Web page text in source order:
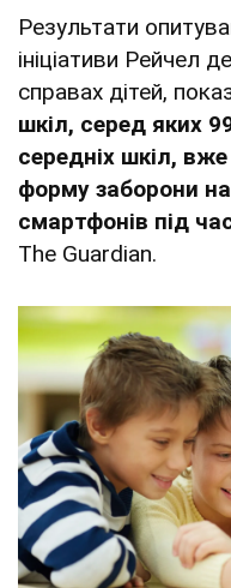
Результати
ініціативи Рейчел
справах дітей,
шкіл, серед яких
середніх шкіл,
форму заборони
смартфонів під
The Guardian.